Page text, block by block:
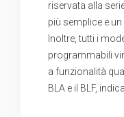
riservata alla
più semplice e
Inoltre, tutti i
programmabili
a funzionalità
BLA e il BLF,